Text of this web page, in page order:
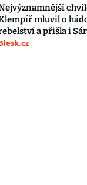
mluvil o
a přišla i